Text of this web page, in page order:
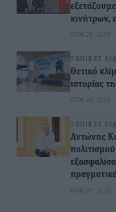
κινήτρων,
07.08.26 · 12:45
ΤΟΠΙΚΈΣ
Θετικό
ιστορίας
07.08.26 · 12:29
ΤΟΠΙΚΈΣ
Αντώνης
07.08.26 · 12:25